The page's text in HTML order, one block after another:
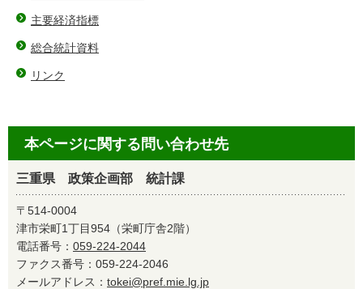
主要経済指標
総合統計資料
リンク
本ページに関する問い合わせ先
三重県 政策企画部 統計課
〒514-0004
津市栄町1丁目954（栄町庁舎2階）
電話番号： 059-224-2044
ファクス番号：059-224-2046
メールアドレス： tokei@pref.mie.lg.jp